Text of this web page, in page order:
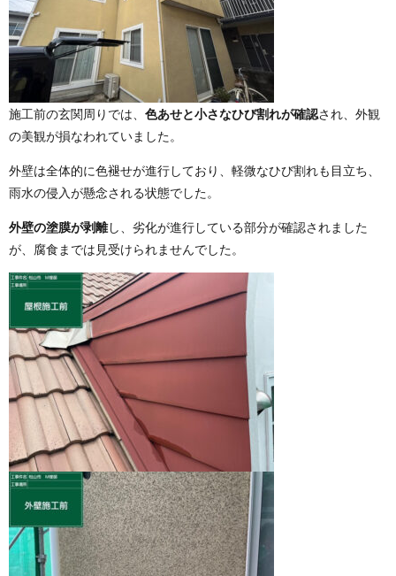
施工前の玄関周りでは、 色あせと小さなひび割れが確認され、外観
の美観が損なわれていました。
外壁は全体的に色褪せが進行しており、軽微なひび割れも目立ち、
雨水の侵入が懸念される状態でした。
外壁の塗膜が剥離し、劣化が進行している部分が確認されました
が、腐食までは見受けられませんでした。